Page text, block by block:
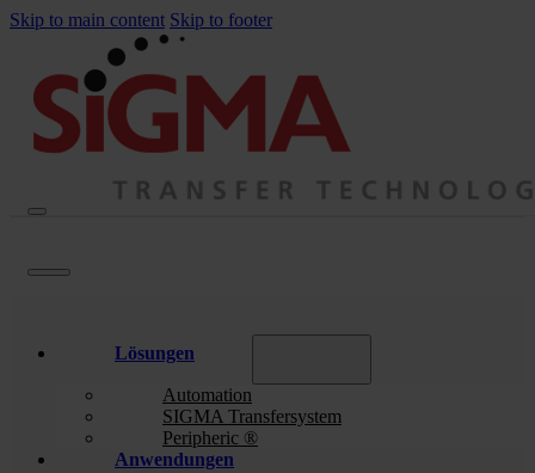
Skip to main content Skip to footer
Lösungen
Automation
SIGMA Transfersystem
Peripheric ®
Anwendungen